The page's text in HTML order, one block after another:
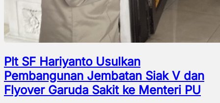
Plt SF Hariyanto Usulkan
Pembangunan Jembatan Siak V dan
Flyover Garuda Sakit ke Menteri PU